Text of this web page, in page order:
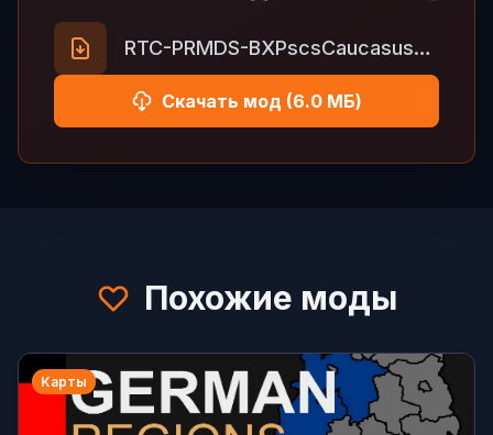
RTC-PRMDS-BXPscsCaucasus-RC.zip
Скачать мод (6.0 МБ)
Похожие моды
Карты